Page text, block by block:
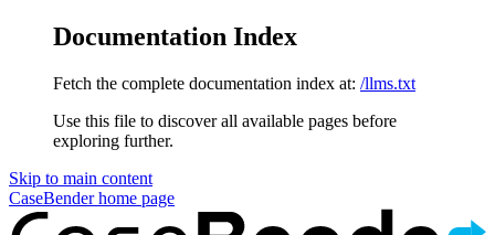
Documentation Index
Fetch the complete documentation index at: /llms.txt
Use this file to discover all available pages before
exploring further.
Skip to main content
CaseBenderhome page